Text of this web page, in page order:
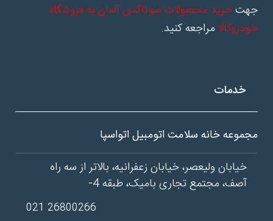
جهتخرید محصولات سوناکس آلمان به فروشگاه
خودروکالا مراجعه کنید.
خدمات
مجموعه خانه سلامت اتومبیل اتواسپا
خیابان ولیعصر، خیابان زعفرانیه، بالاتر از سه راه
آصف، مجتمع تجاری بامیک، طبقه 4-
26800266 021